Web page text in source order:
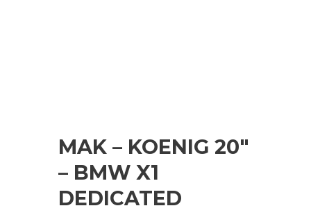
MAK – KOENIG 20″
– BMW X1
DEDICATED